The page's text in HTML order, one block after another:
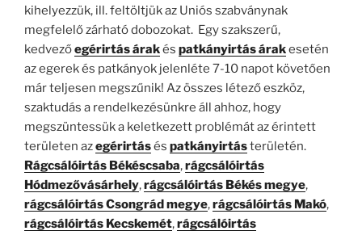
kihelyezzük, ill. feltöltjük az Uniós szabványnak
megfelelő zárható dobozokat. Egy szakszerű,
kedvezőegérirtás árakés patkányirtás árakesetén
az egerek és patkányok jelenléte 7-10 napot követően
már teljesen megszűnik! Az összes létező eszköz,
szaktudás a rendelkezésünkre áll ahhoz, hogy
megszüntessük a keletkezett problémát az érintett
területen azegérirtásés patkányirtásterületén.
Rágcsálóirtás Békéscsaba,rágcsálóirtás
Hódmezővásárhely,rágcsálóirtás Békés megye,
rágcsálóirtás Csongrád megye,rágcsálóirtás Makó,
rágcsálóirtás Kecskemét,rágcsálóirtás